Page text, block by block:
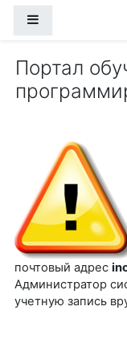
Портал
почтовый адрес
Администратор
учетную запись